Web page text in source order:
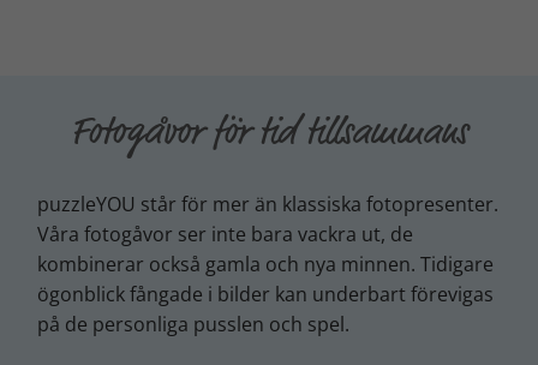
Fotogåvor för tid tillsammans
puzzleYOU står för mer än klassiska fotopresenter.
Våra fotogåvor ser inte bara vackra ut, de
kombinerar också gamla och nya minnen. Tidigare
ögonblick fångade i bilder kan underbart förevigas
på de personliga pusslen och spel.